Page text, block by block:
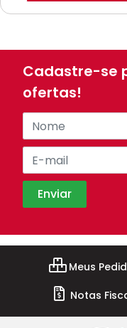
Cadastre-se
ofertas!
Meus
Notas